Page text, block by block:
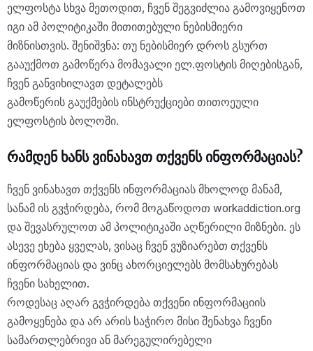
ელფოსტა სხვა მეთოდით, ჩვენ შეგვიძლია გამოვიყენოთ
იგი ამ პოლიტიკაში მითითებული ნებისმიერი
მიზნისთვის. შენიშვნა: თუ ნებისმიერ დროს გსურთ
გააუქმოთ გამოწერა მომავალი ელ.ფოსტის მიღებისგან,
ჩვენ განვიხილავთ დეტალებს
გამოწერის გაუქმების ინსტრუქციები თითოეული
ელფოსტის ბოლოში.
რამდენ ხანს ვინახავთ თქვენს ინფორმაციას?
ჩვენ ვინახავთ თქვენს ინფორმაციას მხოლოდ მანამ,
სანამ ის გვჭირდება, რომ მოგაწოდოთ workaddiction.org
და შევასრულოთ ამ პოლიტიკაში აღწერილი მიზნები. ეს
ასევე ეხება ყველას, ვისაც ჩვენ ვუზიარებთ თქვენს
ინფორმაციას და ვინც ახორციელებს მომსახურებას
ჩვენი სახელით.
როდესაც აღარ გვჭირდება თქვენი ინფორმაციის
გამოყენება და არ არის საჭირო მისი შენახვა ჩვენი
სამართლებრივი ან მარეგულირებელი